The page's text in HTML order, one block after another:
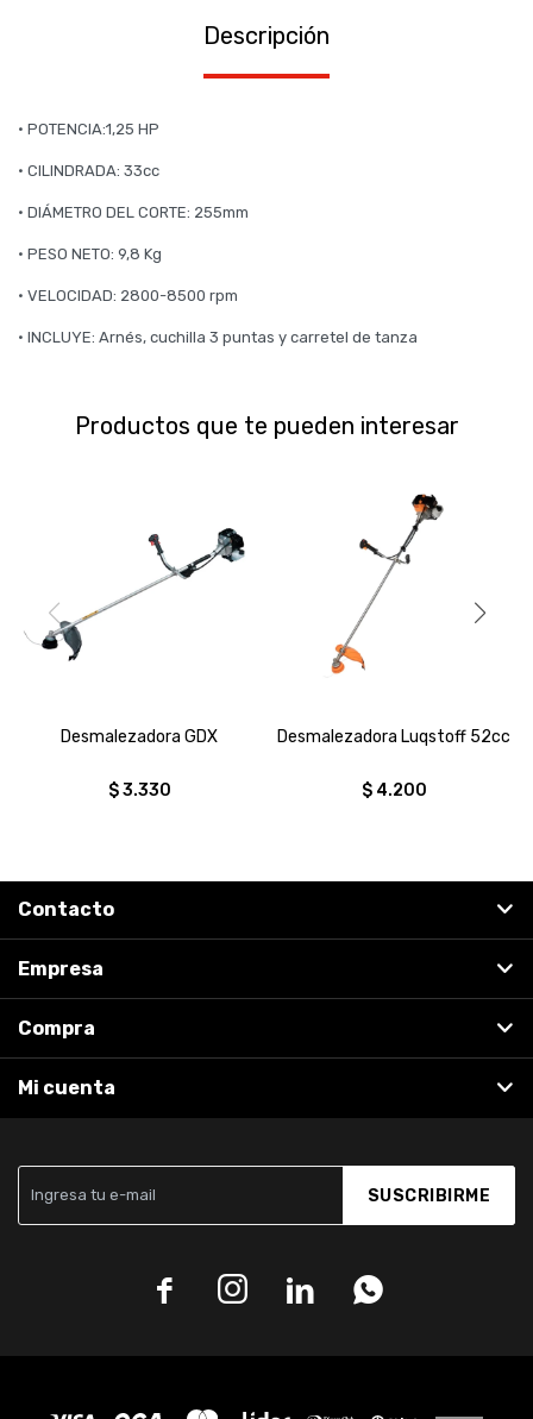
Descripción
• POTENCIA:1,25 HP
• CILINDRADA: 33cc
• DIÁMETRO DEL CORTE: 255mm
• PESO NETO: 9,8 Kg
• VELOCIDAD: 2800-8500 rpm
• INCLUYE: Arnés, cuchilla 3 puntas y carretel de tanza
Productos que te pueden interesar
Desmalezadora GDX
$ 3.330
Desmalezadora Luqstoff 52cc
$ 4.200
SUSCRIBIRME
   
Contacto
Empresa
Compra
Mi cuenta